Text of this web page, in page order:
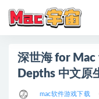
深世海 for Mac
Depths 中文原
mac软件游戏下载